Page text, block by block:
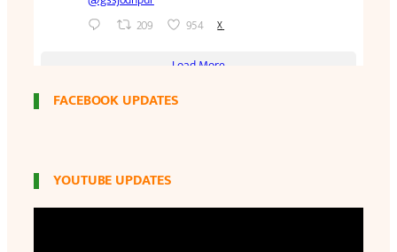
FACEBOOK UPDATES
YOUTUBE UPDATES